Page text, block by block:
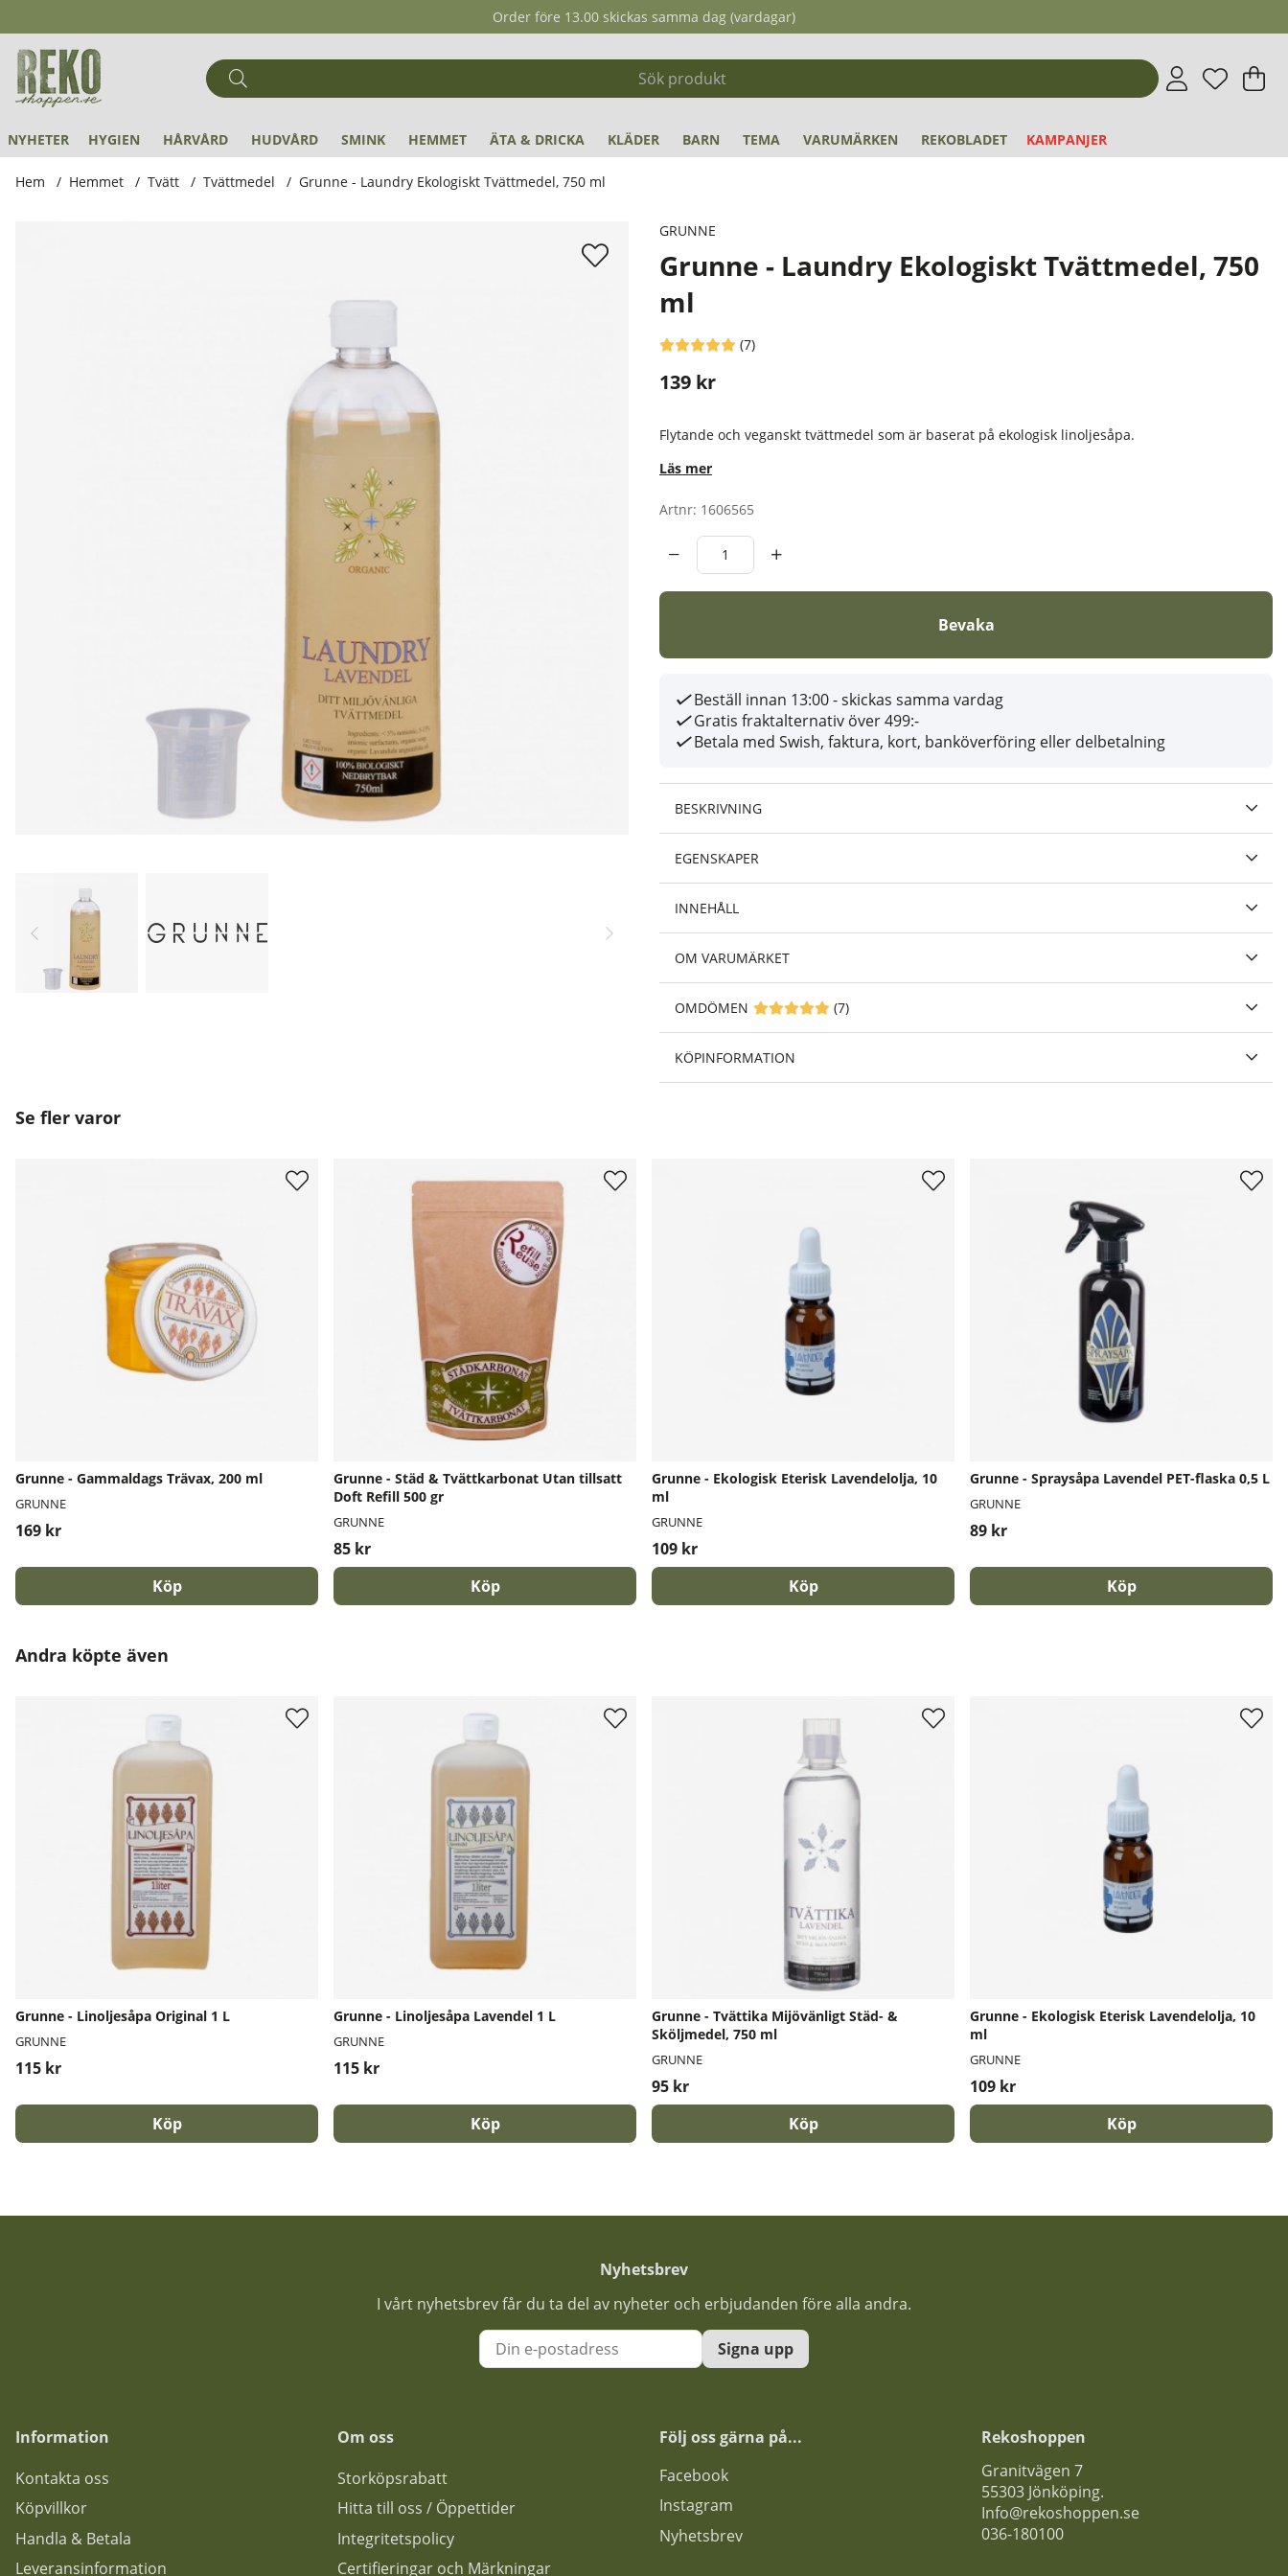
Order före 13.00 skickas samma dag (vardagar)
Antal i
. .
NYHETER HYGIEN HÅRVÅRD HUDVÅRD SMINK HEMMET ÄTA & DRICKA KLÄDER BARN TEMA VARUMÄRKEN REKOBLADET KAMPANJER
Hem Hemmet Tvätt Tvättmedel Grunne - Laundry Ekologiskt Tvättmedel, 750 ml
GRUNNE
Grunne - Laundry Ekologiskt Tvättmedel, 750
ml
Medelbetyg 5 av 5 Antal betyg 7
(7)
139 kr
Flytande och veganskt tvättmedel som är baserat på ekologisk linoljesåpa.
Läs mer
Artnr: 1606565
Bevaka
Beställ innan 13:00 - skickas samma vardag
Gratis fraktalternativ över 499:-
Betala med Swish, faktura, kort, banköverföring eller delbetalning
BESKRIVNING
EGENSKAPER
INNEHÅLL
OM VARUMÄRKET
OMDÖMEN MEDELBETYG 5 AV 5 ANTAL BETYG 7
(7)
KÖPINFORMATION
Se fler varor
Grunne - Gammaldags Trävax, 200 ml
GRUNNE
169 kr
Köp
Grunne - Städ & Tvättkarbonat Utan tillsatt
Doft Refill 500 gr
GRUNNE
85 kr
Köp
Grunne - Ekologisk Eterisk Lavendelolja, 10
ml
GRUNNE
109 kr
Köp
Grunne - Spraysåpa Lavendel PET-flaska 0,5 L
GRUNNE
89 kr
Köp
Andra köpte även
Grunne - Linoljesåpa Original 1 L
GRUNNE
115 kr
Köp
Grunne - Linoljesåpa Lavendel 1 L
GRUNNE
115 kr
Köp
Grunne - Tvättika Mijövänligt Städ- &
Sköljmedel, 750 ml
GRUNNE
95 kr
Köp
Grunne - Ekologisk Eterisk Lavendelolja, 10
ml
GRUNNE
109 kr
Köp
Nyhetsbrev
I vårt nyhetsbrev får du ta del av nyheter och erbjudanden före alla andra.
Signa upp
Information
Kontakta oss
Köpvillkor
Handla & Betala
Leveransinformation
Om oss
Storköpsrabatt
Hitta till oss / Öppettider
Integritetspolicy
Certifieringar och Märkningar
Följ oss gärna på...
Facebook
Instagram
Nyhetsbrev
Rekoshoppen
Granitvägen 7
55303 Jönköping.
Info@rekoshoppen.se
036-180100